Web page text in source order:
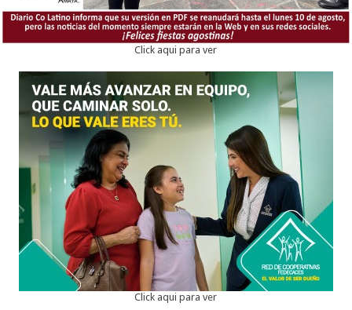
Click aqui para ver
Click aqui para ver